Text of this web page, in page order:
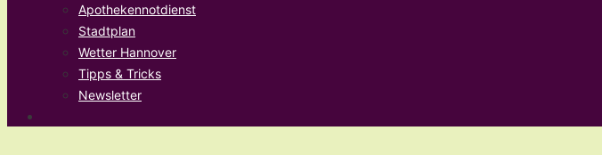
Apothekennotdienst
Stadtplan
Wetter Hannover
Tipps & Tricks
Newsletter